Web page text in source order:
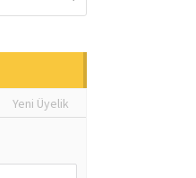
Yeni Üyelik